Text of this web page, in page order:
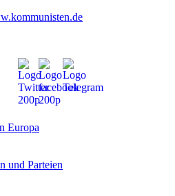
Europa
und Parteien